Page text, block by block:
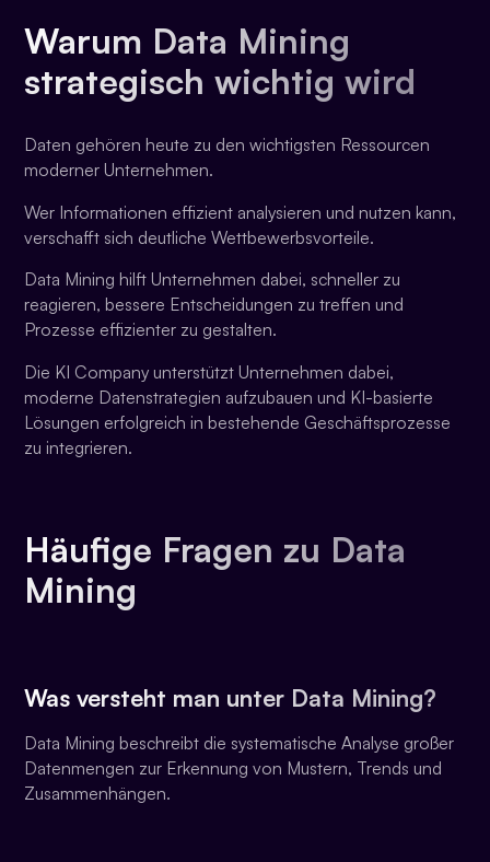
Warum Data Mining
strategisch wichtig wird
Daten gehören heute zu den wichtigsten Ressourcen
moderner Unternehmen.
Wer Informationen effizient analysieren und nutzen kann,
verschafft sich deutliche Wettbewerbsvorteile.
Data Mining hilft Unternehmen dabei, schneller zu
reagieren, bessere Entscheidungen zu treffen und
Prozesse effizienter zu gestalten.
Die KI Company unterstützt Unternehmen dabei,
moderne Datenstrategien aufzubauen und KI-basierte
Lösungen erfolgreich in bestehende Geschäftsprozesse
zu integrieren.
Häufige Fragen zu Data
Mining
Was versteht man unter Data Mining?
Data Mining beschreibt die systematische Analyse großer
Datenmengen zur Erkennung von Mustern, Trends und
Zusammenhängen.